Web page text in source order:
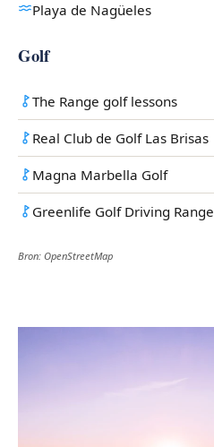
Playa de Nagüeles
Golf
The Range golf lessons
Real Club de Golf Las Brisas
Magna Marbella Golf
Greenlife Golf Driving Range
Bron: OpenStreetMap